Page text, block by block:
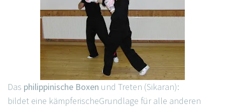
Das philippinische Boxen und Treten (Sikaran):
bildet eine kämpferischeGrundlage für alle anderen